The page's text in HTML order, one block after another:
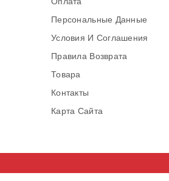
Персональные Данные
Условия И Соглашения
Правила Возврата
Товара
Контакты
Карта Сайта